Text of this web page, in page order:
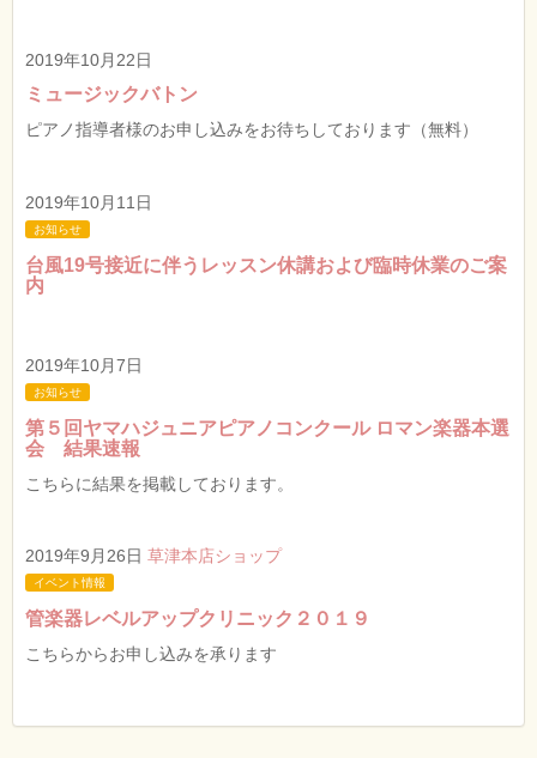
2019年10月22日
ミュージックバトン
ピアノ指導者様のお申し込みをお待ちしております（無料）
2019年10月11日
お知らせ
台風19号接近に伴うレッスン休講および臨時休業のご案
内
2019年10月7日
お知らせ
第５回ヤマハジュニアピアノコンクール ロマン楽器本選
会 結果速報
こちらに結果を掲載しております。
2019年9月26日 草津本店ショップ
イベント情報
管楽器レベルアップクリニック２０１９
こちらからお申し込みを承ります